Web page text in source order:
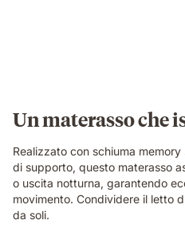
Original
while
their
partner
sleeps
undisturbed
Un materasso che
Realizzato con schiuma
di supporto, questo materasso
o uscita notturna, garantendo
movimento. Condividere il letto
da soli.